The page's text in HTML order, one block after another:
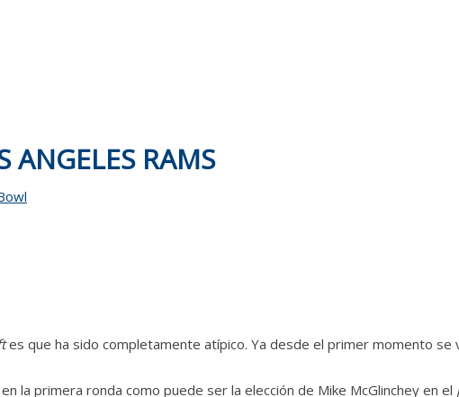
ANGELES RAMS
es que ha sido completamente atípico. Ya desde el primer momento se
la primera ronda como puede ser la elección de Mike McGlinchey en el